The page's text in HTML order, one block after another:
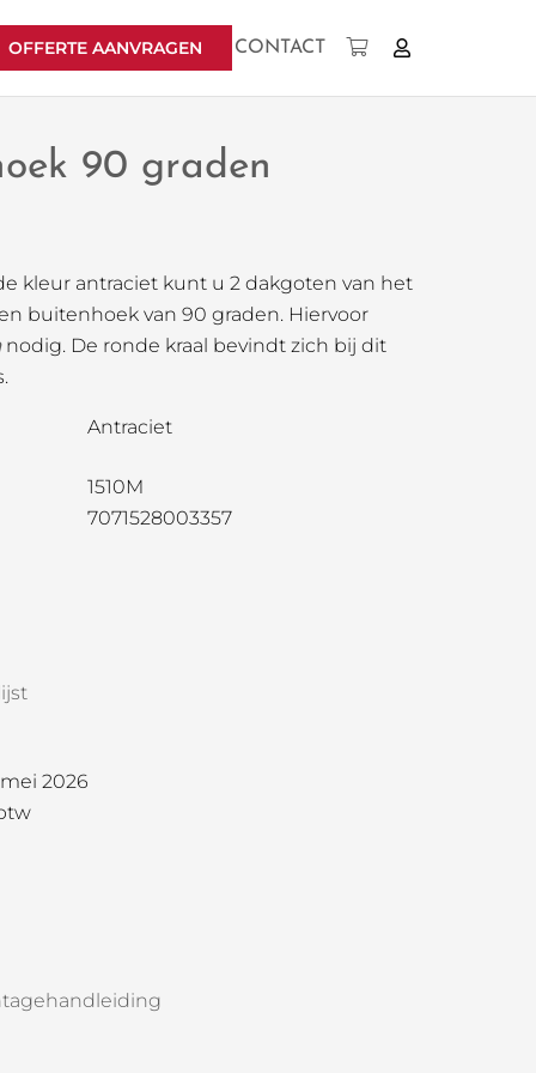
OFFERTE AANVRAGEN CONTACT
90 graden
kleur antraciet kunt u 2 dakgoten van het
buitenhoek van 90 graden. Hiervoor
nodig. De ronde kraal bevindt zich bij dit
Antraciet
1510M
7071528003357
2026